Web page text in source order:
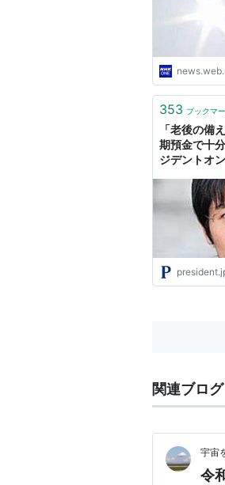
353 ブックマ
「老後の備
期預金で十
ジデントオ
関連ブログ
宇宙
令